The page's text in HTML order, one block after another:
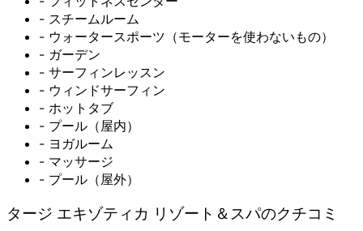
- スチームルーム
- ウォータースポーツ（モーターを使わないもの）
- ガーデン
- サーフィンレッスン
- ウィンドサーフィン
- ホットタブ
- プール（屋内）
- ヨガルーム
- マッサージ
- プール（屋外）
タージ エキゾティカ リゾート＆スパのクチコミ